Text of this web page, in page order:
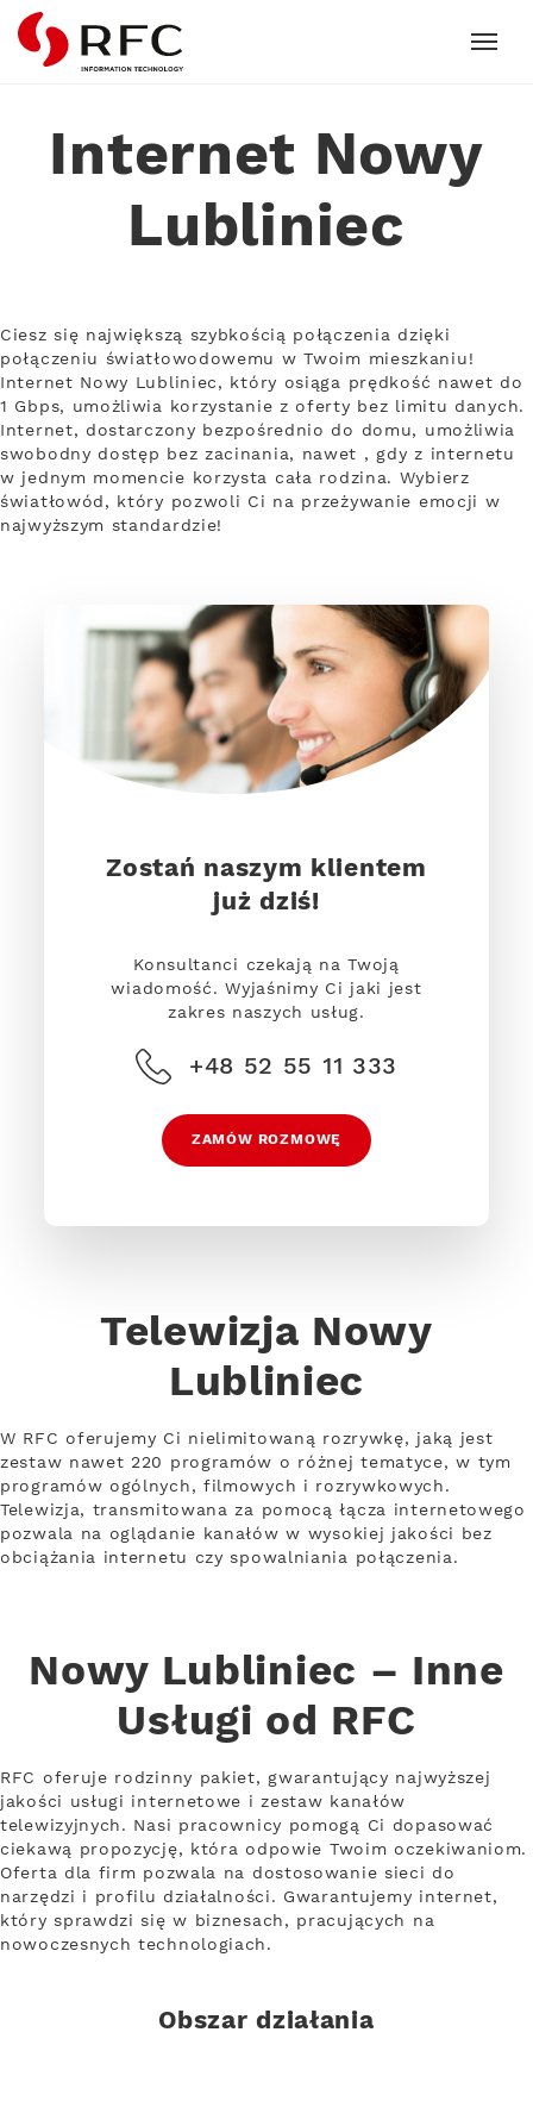
RFC
Internet Nowy
Lubliniec
Ciesz się największą szybkością połączenia dzięki
połączeniu światłowodowemu w Twoim mieszkaniu!
Internet Nowy Lubliniec, który osiąga prędkość nawet do
1 Gbps, umożliwia korzystanie z oferty bez limitu danych.
Internet, dostarczony bezpośrednio do domu, umożliwia
swobodny dostęp bez zacinania, nawet , gdy z internetu
w jednym momencie korzysta cała rodzina. Wybierz
światłowód, który pozwoli Ci na przeżywanie emocji w
najwyższym standardzie!
Zostań naszym klientem
już dziś!
Konsultanci czekają na Twoją
wiadomość. Wyjaśnimy Ci jaki jest
zakres naszych usług.
+48 52 55 11 333
ZAMÓW ROZMOWĘ
Telewizja Nowy
Lubliniec
W RFC oferujemy Ci nielimitowaną rozrywkę, jaką jest
zestaw nawet 220 programów o różnej tematyce, w tym
programów ogólnych, filmowych i rozrywkowych.
Telewizja, transmitowana za pomocą łącza internetowego
pozwala na oglądanie kanałów w wysokiej jakości bez
obciążania internetu czy spowalniania połączenia.
Nowy Lubliniec – Inne
Usługi od RFC
RFC oferuje rodzinny pakiet, gwarantujący najwyższej
jakości usługi internetowe i zestaw kanałów
telewizyjnych. Nasi pracownicy pomogą Ci dopasować
ciekawą propozycję, która odpowie Twoim oczekiwaniom.
Oferta dla firm pozwala na dostosowanie sieci do
narzędzi i profilu działalności. Gwarantujemy internet,
który sprawdzi się w biznesach, pracujących na
nowoczesnych technologiach.
Obszar działania